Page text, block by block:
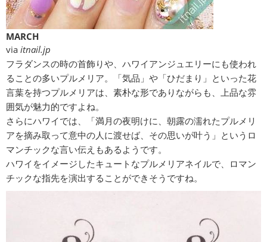
MARCH
via itnail.jp
フラダンスの時の首飾りや、ハワイアンジュエリーにも使われ
ることの多いプルメリア。「気品」や「ひだまり」といった花
言葉を持つプルメリアは、素朴な形でありながらも、上品な雰
囲気が魅力的ですよね。
さらにハワイでは、「満月の夜明けに、朝露の濡れたプルメリ
アを摘み取って意中の人に渡せば、その思いが叶う」というロ
マンチックな言い伝えもあるようです。
ハワイをイメージしたキュートなプルメリアネイルで、ロマン
チックな指先を演出することができそうですね。